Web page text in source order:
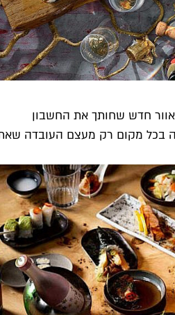
בכל מקום רק מעצם העובדה